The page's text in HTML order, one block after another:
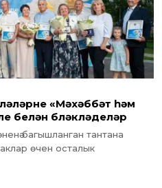
«Мәхәббәт һәм
белән бүләкләделәр
багышланган тантана
өчен осталык